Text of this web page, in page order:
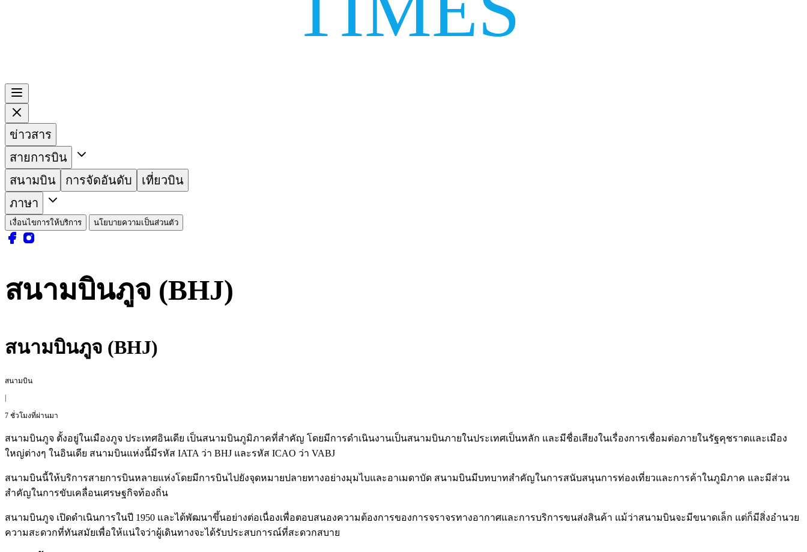
ข่าวสาร
สายการบิน
สนามบิน
การจัดอันดับ
เที่ยวบิน
ภาษา
เงื่อนไขการให้บริการ นโยบายความเป็นส่วนตัว
สนามบินภูจ (BHJ)
สนามบินภูจ (BHJ)
สนามบิน
7 ชั่วโมงที่ผ่านมา
สนามบินภูจ ตั้งอยู่ในเมืองภูจ ประเทศอินเดีย เป็นสนามบินภูมิภาคที่สำคัญ โดยมีการดำเนินงานเป็นสนามบินภายในประเทศเป็นหลัก และมีชื่อเสียงในเรื่องการเชื่อมต่อภายในรัฐคุชราตและเมือง
ใหญ่ต่างๆ ในอินเดีย สนามบินแห่งนี้มีรหัส IATA ว่า BHJ และรหัส ICAO ว่า VABJ
สนามบินนี้ให้บริการสายการบินหลายแห่งโดยมีการบินไปยังจุดหมายปลายทางอย่างมุมไบและอาเมดาบัด สนามบินมีบทบาทสำคัญในการสนับสนุนการท่องเที่ยวและการค้าในภูมิภาค และมีส่วน
สำคัญในการขับเคลื่อนเศรษฐกิจท้องถิ่น
สนามบินภูจ เปิดดำเนินการในปี 1950 และได้พัฒนาขึ้นอย่างต่อเนื่องเพื่อตอบสนองความต้องการของการจราจรทางอากาศและการบริการขนส่งสินค้า แม้ว่าสนามบินจะมีขนาดเล็ก แต่ก็มีสิ่งอำนวย
ความสะดวกที่ทันสมัยเพื่อให้แน่ใจว่าผู้เดินทางจะได้รับประสบการณ์ที่สะดวกสบาย